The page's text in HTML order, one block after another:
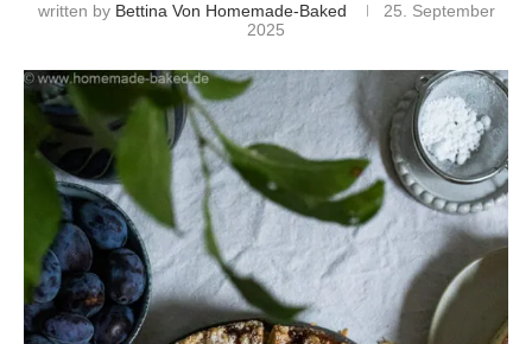
written by Bettina Von Homemade-Baked
25. September
2025